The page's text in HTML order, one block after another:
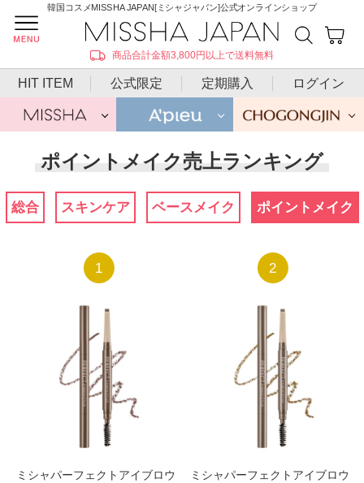
韓国コスメMISSHA JAPAN[ミシャジャパン]公式オンラインショップ
商品合計金額3,800円以上で送料無料
HIT ITEM 公式限定 定期購入 ログイン
ポイントメイク売上ランキング
総合 スキンケア ベースメイク ポイントメイク
1
ミシャパーフェクトアイブロウ
2
ミシャパーフェクトアイブロウ